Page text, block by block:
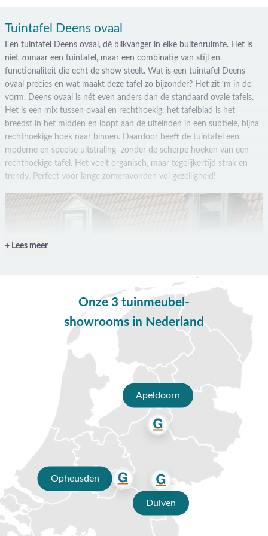
Tuintafel Deens ovaal
Een tuintafel Deens ovaal, dé blikvanger in elke buitenruimte. Het is
niet zomaar een tuintafel, maar een combinatie van stijl en
functionaliteit die echt de show steelt. Wat is een tuintafel Deens
ovaal precies en wat maakt deze tafel zo bijzonder? Het zit ‘m in de
vorm. Deens ovaal is nét even anders dan de standaard ovale tafels.
Het is een mix tussen ovaal en rechthoekig: het tafelblad is het
breedst in het midden en loopt aan de uiteinden in een subtiele, bijna
rechthoekige hoek naar binnen. Daardoor heeft de tuintafel een
moderne en speelse uitstraling zonder de scherpe hoeken van een
rechthoekige tafel. Het voelt organisch, maar tegelijkertijd strak en
trendy. Perfect voor lange zomeravonden vol gezelligheid!
Lees meer
Onze 3 tuinmeubel-
showrooms in Nederland
Apeldoorn
Opheusden
Duiven